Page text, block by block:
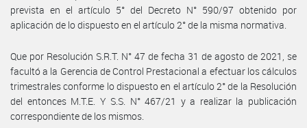
prevista en el artículo 5° del Decreto N° 590/97 obtenido por
aplicación de lo dispuesto en el artículo 2° de la misma normativa.
Que por Resolución S.R.T. N° 47 de fecha 31 de agosto de 2021, se
facultó a la Gerencia de Control Prestacional a efectuar los cálculos
trimestrales conforme lo dispuesto en el artículo 2° de la Resolución
del entonces M.T.E. Y S.S. N° 467/21 y a realizar la publicación
correspondiente de los mismos.